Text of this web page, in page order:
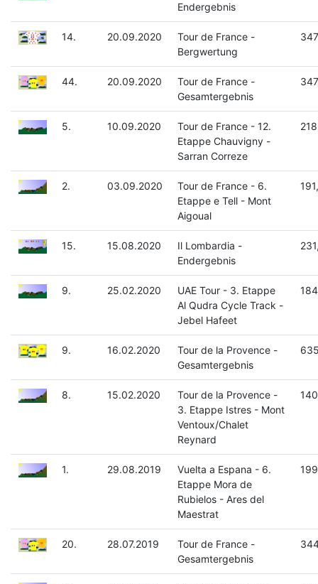
Endergebnis
14. 20.09.2020
Tour de France -
Bergwertung
44. 20.09.2020
Tour de France -
Gesamtergebnis
5. 10.09.2020
Tour de France - 12.
Etappe Chauvigny -
Sarran Correze
2. 03.09.2020
Tour de France - 6.
Etappe e Tell - Mont
Aigoual
15. 15.08.2020
Il Lombardia -
Endergebnis
9. 25.02.2020
UAE Tour - 3. Etappe
Al Qudra Cycle Track -
Jebel Hafeet
9. 16.02.2020
Tour de la Provence -
Gesamtergebnis
8. 15.02.2020
Tour de la Provence -
3. Etappe Istres - Mont
Ventoux/Chalet
Reynard
1. 29.08.2019
Vuelta a Espana - 6.
Etappe Mora de
Rubielos - Ares del
Maestrat
20. 28.07.2019
Tour de France -
Gesamtergebnis